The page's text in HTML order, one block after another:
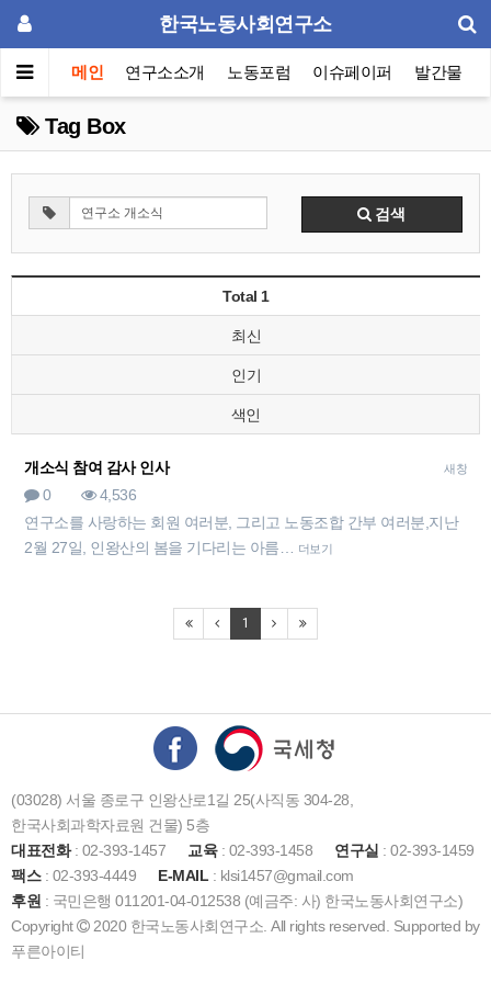
한국노동사회연구소
메인 연구소소개 노동포럼 이슈페이퍼 발간물
Tag Box
검색
Total 1
최신
인기
색인
새창
개소식 참여 감사 인사
0
4,536
연구소를 사랑하는 회원 여러분, 그리고 노동조합 간부 여러분,지난
2월 27일, 인왕산의 봄을 기다리는 아름…
더보기
1
(03028) 서울 종로구 인왕산로1길 25(사직동 304-28,
한국사회과학자료원 건물) 5층
대표전화: 02-393-1457 교육: 02-393-1458 연구실 : 02-393-1459
팩스: 02-393-4449 E-MAIL : klsi1457@gmail.com
후원 : 국민은행 011201-04-012538 (예금주: 사) 한국노동사회연구소)
Copyright
2020 한국노동사회연구소. All rights reserved. Supported by
푸른아이티